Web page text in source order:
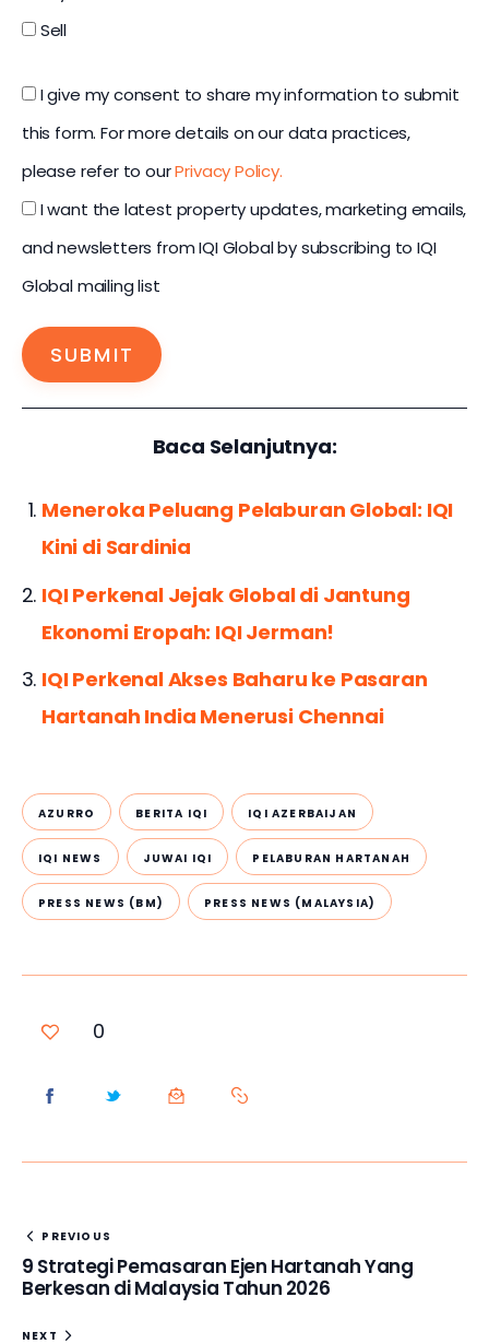
Sell
I give my consent to share my information to submit
this form. For more details on our data practices,
please refer to ourPrivacy Policy.
I want the latest property updates, marketing emails,
and newsletters from IQI Global by subscribing to IQI
Global mailing list
SUBMIT
Baca Selanjutnya:
Meneroka Peluang Pelaburan Global: IQI
Kini di Sardinia
IQI Perkenal Jejak Global di Jantung
Ekonomi Eropah: IQI Jerman!
IQI Perkenal Akses Baharu ke Pasaran
Hartanah India Menerusi Chennai
AZURRO BERITA IQI IQI AZERBAIJAN
IQI NEWS JUWAI IQI PELABURAN HARTANAH
PRESS NEWS (BM) PRESS NEWS (MALAYSIA)
0
PREVIOUS
9 Strategi Pemasaran Ejen Hartanah Yang
Berkesan di Malaysia Tahun 2026
NEXT